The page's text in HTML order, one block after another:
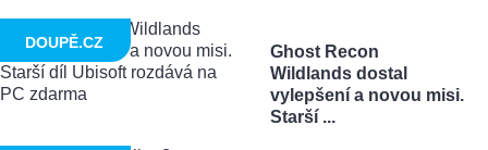
Ghost Recon
Wildlands dostal
vylepšení a novou misi.
Starší ...
DOUPĚ.CZ